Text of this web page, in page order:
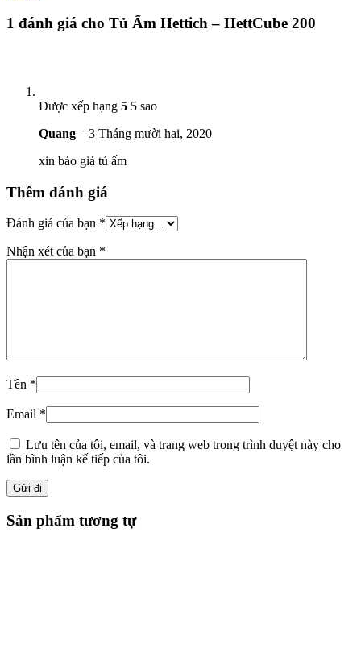
1 đánh giá cho Tủ Ấm Hettich – HettCube 200
Được xếp hạng 5 5 sao
Quang – 3 Tháng mười hai, 2020
xin báo giá tủ ấm
Thêm đánh giá
Đánh giá của bạn *
Nhận xét của bạn *
Tên *
Email *
Lưu tên của tôi, email, và trang web trong trình duyệt này cho
lần bình luận kế tiếp của tôi.
Sản phẩm tương tự